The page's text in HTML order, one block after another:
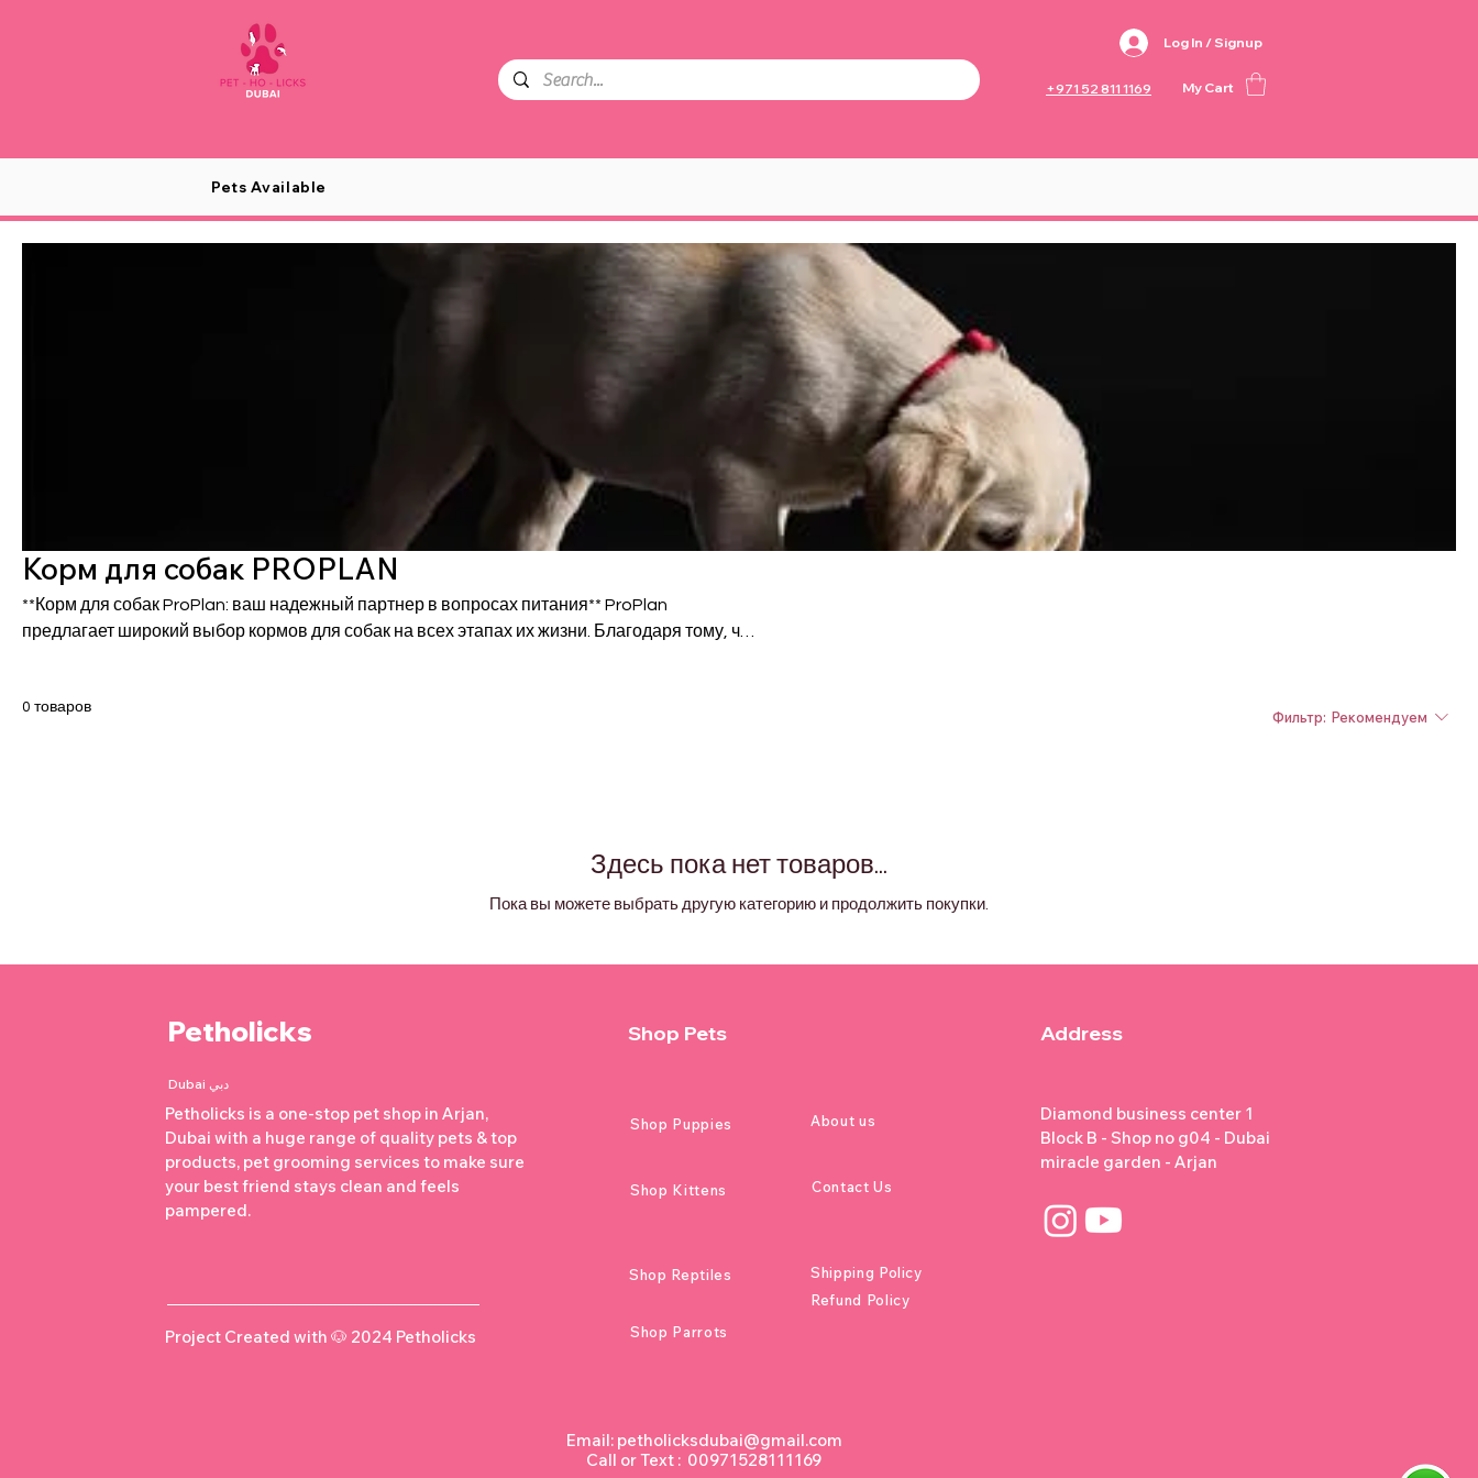
Log In / Signup
+971 52 811 1169 My Cart
Pets Available
Корм для собак PROPLAN
**Корм для собак ProPlan: ваш надежный партнер в вопросах питания** ProPlan
предлагает широкий выбор кормов для собак на всех этапах их жизни. Благодаря тому, что
для щенков, корма для собак с чувствительной кожей и желудком, спортивные корма и
0 товаров
Фильтр: Рекомендуем
Здесь пока нет товаров...
Пока вы можете выбрать другую категорию и продолжить покупки.
Petholicks Shop Pets Address
Dubai دبي
Petholicks is a one-stop pet shop in Arjan,
Dubai with a huge range of quality pets & top
products, pet grooming services to make sure
your best friend stays clean and feels
pampered.
Project Created with 🐶 2024 Petholicks
Shop Puppies
Shop Kittens Contact Us
Shop Reptiles Shipping Policy
Diamond business center 1
Block B - Shop no g04 - Dubai
miracle garden - Arjan
Shop Parrots
Email: petholicksdubai@gmail.com
Call or Text : 00971528111169
Refund Policy
About us